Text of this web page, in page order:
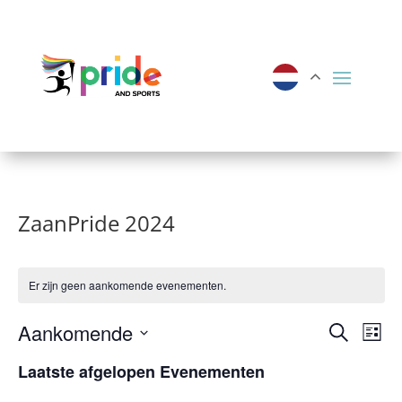
ZaanPride 2024
Er zijn geen aankomende evenementen.
Zoeken
Lijst
Aankomende
een
Laatste afgelopen Evenementen